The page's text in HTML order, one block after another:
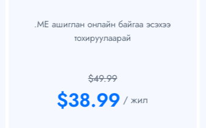
.ME ашиглан онлайн байгаа эсэхээ
тохируулаарай
$49.99
$38.99 / жил